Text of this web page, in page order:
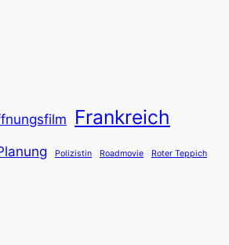
Frankreich
Polizistin Roadmovie Roter Teppich